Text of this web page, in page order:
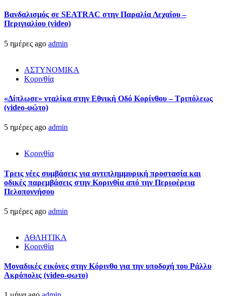
Βανδαλισμός σε SEATRAC στην Παραλία Λεχαίου –
Περιγιαλίου (video)
5 ημέρες ago admin
ΑΣΤΥΝΟΜΙΚΑ
Κορινθία
«Δίπλωσε» νταλίκα στην Εθνική Oδό Κορίνθου – Τριπόλεως
(video-φώτο)
5 ημέρες ago admin
Κορινθία
Τρεις νέες συμβάσεις για αντιπλημμυρική προστασία και
οδικές παρεμβάσεις στην Κορινθία από την Περιφέρεια
Πελοποννήσου
5 ημέρες ago admin
ΑΘΛΗΤΙΚΑ
Κορινθία
Μοναδικές εικόνες στην Κόρινθο για την υποδοχή του Ράλλυ
Ακρόπολις (video-φωτο)